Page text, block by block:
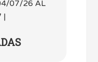
07/26 AL
|